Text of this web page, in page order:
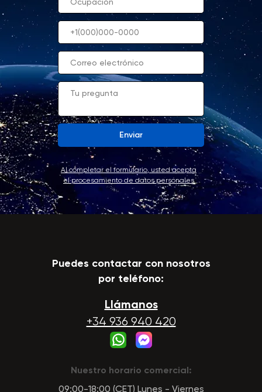
Enviar
Al completar el formulario, usted acepta
el procesamiento de datos personales
Llámanos
+34 936 940 420
Puedes contactar con nosotros
por teléfono:
Nuestro horario comercial:
09:00-18:00 (CET) Lunes - Viernes